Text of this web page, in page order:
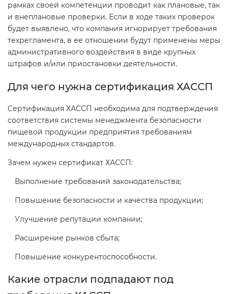
рамках своей компетенции проводит как плановые, так
и внеплановые проверки. Если в ходе таких проверок
будет выявлено, что компания игнорирует требования
техрегламента, в ее отношении будут применены меры
административного воздействия в виде крупных
штрафов и/или приостановки деятельности.
Для чего нужна сертификация ХАССП
Сертификация ХАССП необходима для подтверждения
соответствия системы менеджмента безопасности
пищевой продукции предприятия требованиям
международных стандартов.
Зачем нужен сертификат ХАССП:
Выполнение требований законодательства;
Повышение безопасности и качества продукции;
Улучшение репутации компании;
Расширение рынков сбыта;
Повышение конкурентоспособности.
Какие отрасли подпадают под
Сертификация средств
индивидуальной защиты (ТР ТС
019)
регламенты